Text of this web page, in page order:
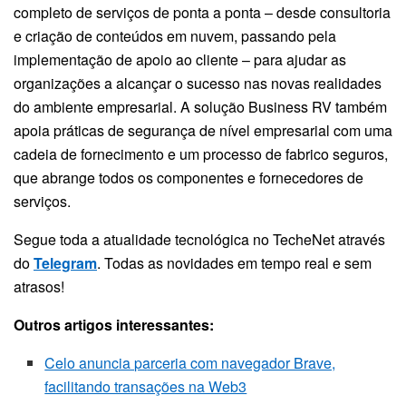
completo de serviços de ponta a ponta – desde consultoria
e criação de conteúdos em nuvem, passando pela
implementação de apoio ao cliente – para ajudar as
organizações a alcançar o sucesso nas novas realidades
do ambiente empresarial. A solução Business RV também
apoia práticas de segurança de nível empresarial com uma
cadeia de fornecimento e um processo de fabrico seguros,
que abrange todos os componentes e fornecedores de
serviços.
Segue toda a atualidade tecnológica no TecheNet através
doTelegram. Todas as novidades em tempo real e sem
atrasos!
Outros artigos interessantes:
Celo anuncia parceria com navegador Brave,
facilitando transações na Web3